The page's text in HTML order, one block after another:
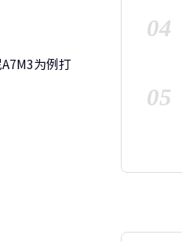
为例打
04
05